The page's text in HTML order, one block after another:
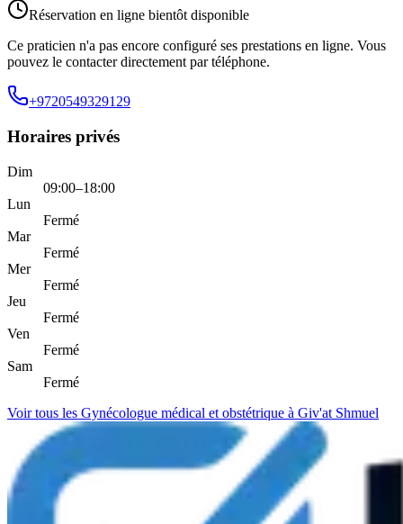
Réservation en ligne bientôt disponible
Ce praticien n'a pas encore configuré ses prestations en ligne. Vous
pouvez le contacter directement par téléphone.
+9720549329129
Horaires privés
Dim
09:00–18:00
Lun
Fermé
Mar
Fermé
Mer
Fermé
Jeu
Fermé
Ven
Fermé
Sam
Fermé
Voir tous les Gynécologue médical et obstétrique à Giv'at Shmuel